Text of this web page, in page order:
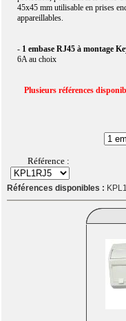
45x45 mm utilisable en prises
appareillables.
- 1 embase RJ45 à montage
6A au choix
Plusieurs références
Référence :
Références disponibles :